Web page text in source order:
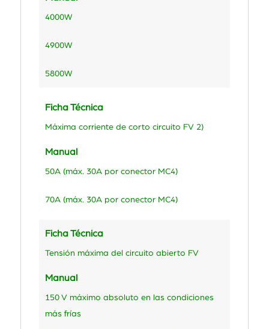
4000W
4900W
5800W
Ficha Técnica
Máxima corriente de corto circuito FV 2)
Manual
50A (máx. 30A por conector MC4)
70A (máx. 30A por conector MC4)
Ficha Técnica
Tensión máxima del circuito abierto FV
Manual
150 V máximo absoluto en las condiciones
más frías